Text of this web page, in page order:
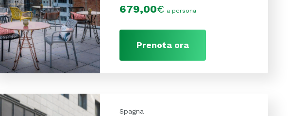
679,00€ a persona
Prenota ora
Spagna